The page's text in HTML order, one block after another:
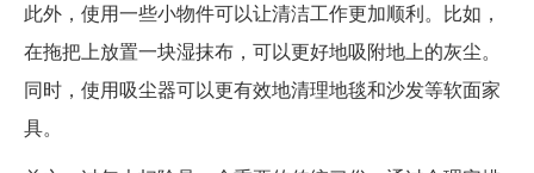
此外，使用一些小物件可以让清洁工作更加顺利。比如，
在拖把上放置一块湿抹布，可以更好地吸附地上的灰尘。
同时，使用吸尘器可以更有效地清理地毯和沙发等软面家
具。